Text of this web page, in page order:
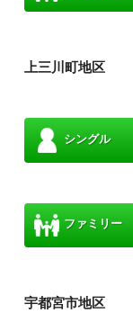
上三川町地区
シングル
ファミリー
宇都宮市地区